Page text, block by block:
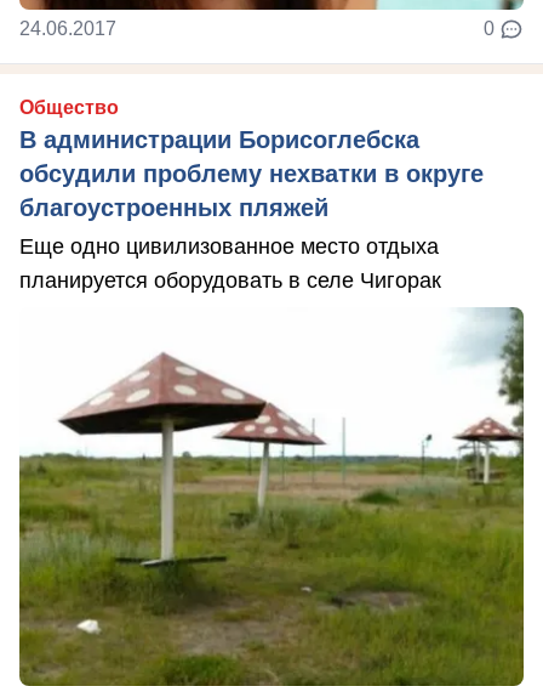
24.06.2017 0
Общество
В администрации Борисоглебска
обсудили проблему нехватки в округе
благоустроенных пляжей
Еще одно цивилизованное место отдыха
планируется оборудовать в селе Чигорак